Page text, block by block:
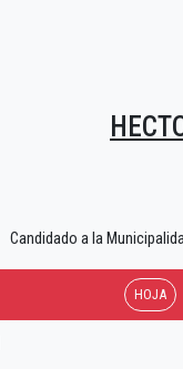
Candidado a la
HOJA